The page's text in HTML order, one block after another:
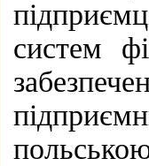
систем